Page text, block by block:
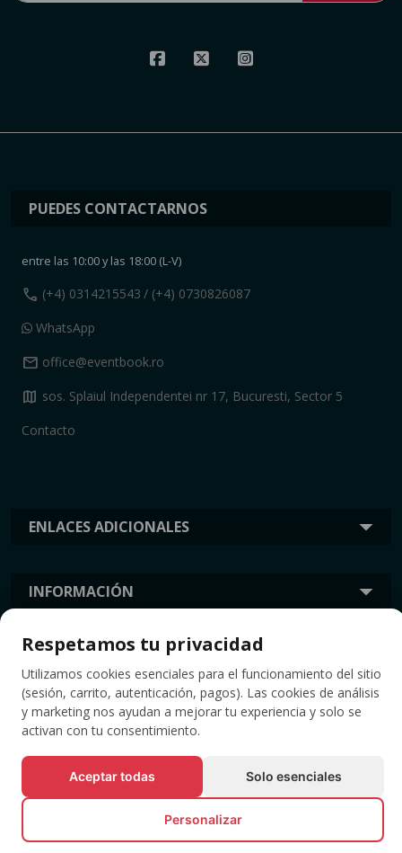
ENLACES ADICIONALES
INFORMACIÓN
PUEDES CONTACTARNOS
entre las 10:00 y las 18:00 (L-V)
call (+4) 0314215543 / (+4) 0730826087
WhatsApp
mail office@eventbook.ro
map sos. Splaiul Independentei nr 17, Bucuresti, Sector 5
Contacto
ETIQUETAS
© Todos los derechos reservados EVENTBOOK SRL.
Respetamos tu privacidad
Utilizamos cookies esenciales para el funcionamiento del sitio
(sesión, carrito, autenticación, pagos). Las cookies de análisis
y marketing nos ayudan a mejorar tu experiencia y solo se
activan con tu consentimiento.
Aceptar todas Solo esenciales
Personalizar